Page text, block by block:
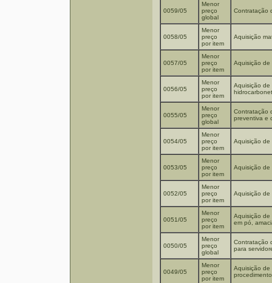
0059/05
Menor
preço
global
Contratação
0058/05
Menor
preço
por item
Aquisição
0057/05
Menor
preço
por item
Aquisição de
0056/05
Menor
preço
por item
Aquisição de
0055/05
Menor
preço
global
Contratação
preventiva e
0054/05
Menor
preço
por item
Aquisição de
0053/05
Menor
preço
por item
Aquisição de
0052/05
Menor
preço
por item
Aquisição de
0051/05
Menor
preço
por item
Aquisição de
em pó,
0050/05
Menor
preço
global
Contratação
para
0049/05
Menor
preço
por item
Aquisição de
procedimento